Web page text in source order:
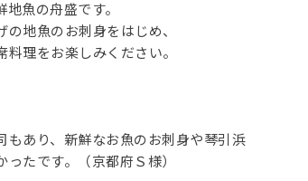
魚の舟盛です。
地魚のお刺身をはじめ、
理をお楽しみください。
もあり、新鮮なお魚のお刺身や琴引浜
たです。（京都府Ｓ様）